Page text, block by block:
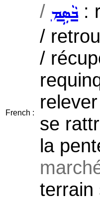
French :
/ ܒܵܣܹܡ:
/
/
relever
se
la
terrain